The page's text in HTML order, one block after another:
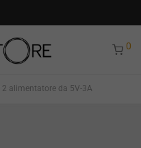
0
2 alimentatore da 5V-3A